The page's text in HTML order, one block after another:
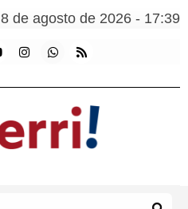
de agosto de 2026 - 17:39